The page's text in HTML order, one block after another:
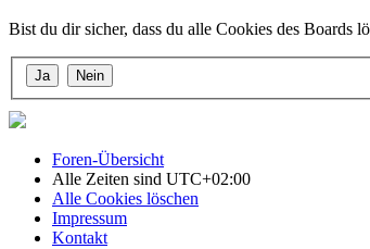
Bist du dir sicher, dass du alle Cookies des Boards
Foren-Übersicht
Alle Zeiten sind UTC+02:00
Alle Cookies löschen
Impressum
Kontakt